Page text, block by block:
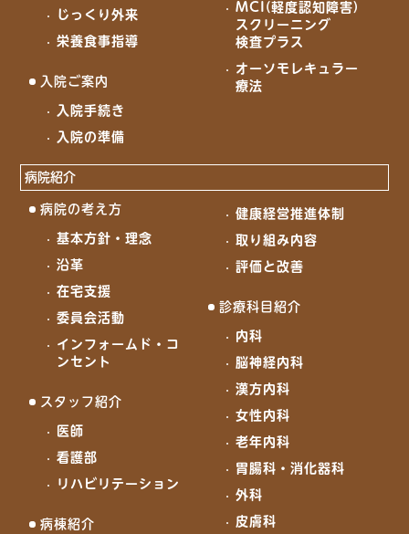
じっくり外来
栄養食事指導
入院ご案内
入院手続き
入院の準備
MCI(軽度認知障害)
スクリーニング
検査プラス
オーソモレキュラー
療法
病院紹介
病院の考え方
基本方針・理念
沿革
在宅支援
委員会活動
インフォームド・コ
ンセント
スタッフ紹介
医師
看護部
リハビリテーション
病棟紹介
健康経営推進体制
取り組み内容
評価と改善
診療科目紹介
内科
脳神経内科
漢方内科
女性内科
老年内科
胃腸科・消化器科
外科
皮膚科